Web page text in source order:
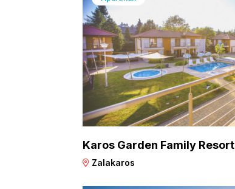
Karos Garden Family Resort
Zalakaros